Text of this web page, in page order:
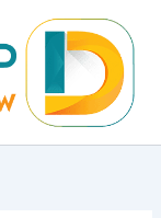
المحتوى